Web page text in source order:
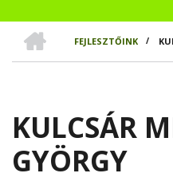
MORZSA
FEJLESZTŐINK
/
KULCSÁR
GYÖRGY